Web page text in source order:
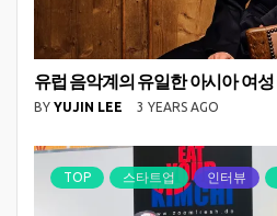
유럽 음악계의 유일한 아시아 여성
BY YUJIN LEE 3 YEARS AGO
TOP 스타트업 인터뷰